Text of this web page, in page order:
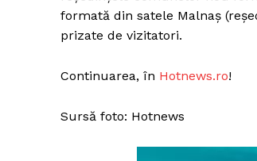
formată din satele Malnaș
prizate de vizitatori.
Continuarea, în Hotnews.ro!
Sursă foto: Hotnews